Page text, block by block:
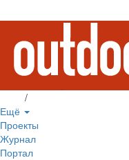
/
Ещё
Проекты
Журнал
Портал